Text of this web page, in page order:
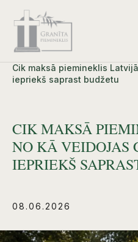
Sākums » Blogs
Cik maksā piemineklis
iepriekš saprast budžetu
CIK MAKSĀ
NO KĀ VEIDOJAS
IEPRIEKŠ
08.06.2026